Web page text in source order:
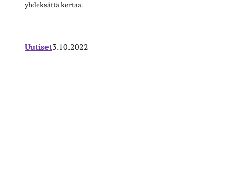
yhdeksättä kertaa.
Uutiset3.10.2022